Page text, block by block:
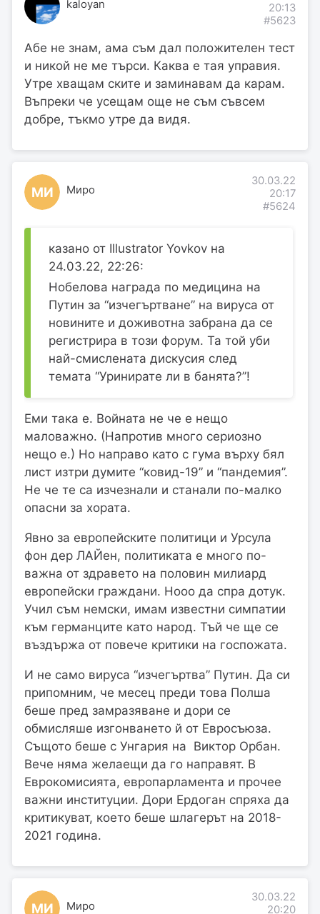
kaloyan
20:13
#5623
Абе не знам, ама съм дал положителен тест
и никой не ме търси. Каква е тая управия.
Утре хващам ските и заминавам да карам.
Въпреки че усещам още не съм съвсем
добре, тъкмо утре да видя.
МИ Миро
30.03.22
20:17
#5624
казано от Illustrator Yovkov на
24.03.22, 22:26:
Нобелова награда по медицина на
Путин за “изчегъртване” на вируса от
новините и доживотна забрана да се
регистрира в този форум. Та той уби
най-смислената дискусия след
темата “Уринирате ли в банята?”!
Еми така е. Войната не че е нещо
маловажно. (Напротив много сериозно
нещо е.) Но направо като с гума върху бял
лист изтри думите “ковид-19” и “пандемия”.
Не че те са изчезнали и станали по-малко
опасни за хората.
Явно за европейските политици и Урсула
фон дер ЛАЙен, политиката е много по-
важна от здравето на половин милиард
европейски граждани. Нооо да спра дотук.
Учил съм немски, имам известни симпатии
към германците като народ. Тъй че ще се
въздържа от повече критики на госпожата.
И не само вируса “изчегъртва” Путин. Да си
припомним, че месец преди това Полша
беше пред замразяване и дори се
обмисляше изгонването й от Евросъюза.
Същото беше с Унгария на Виктор Орбан.
Вече няма желаещи да го направят. В
Еврокомисията, европарламента и прочее
важни институции. Дори Ердоган спряха да
критикуват, което беше шлагерът на 2018-
2021 година.
МИ Миро
30.03.22
20:20